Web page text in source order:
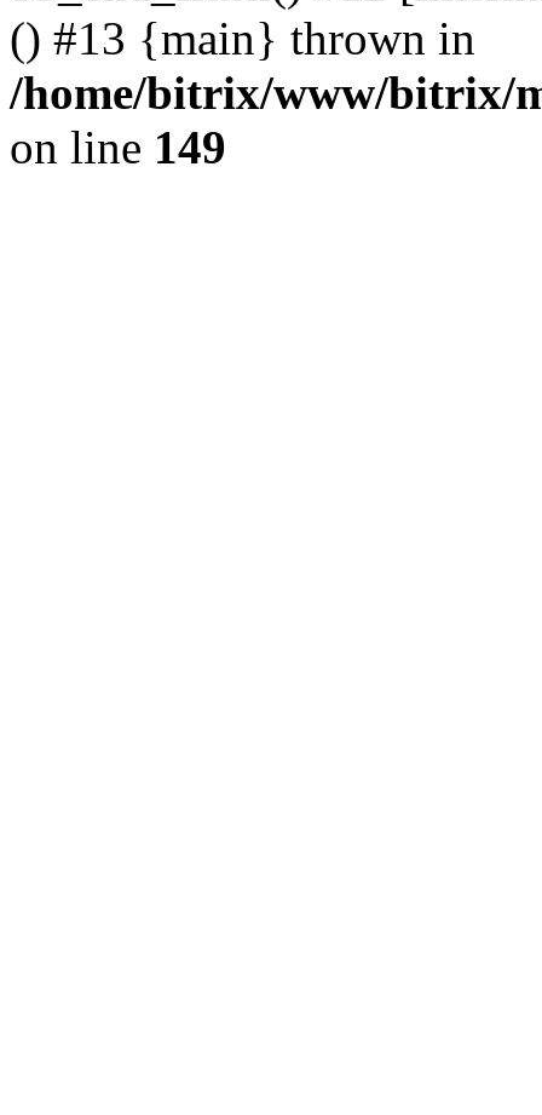
() #13 {main} thrown in
/home/bitrix/www/bitrix/
on line 149